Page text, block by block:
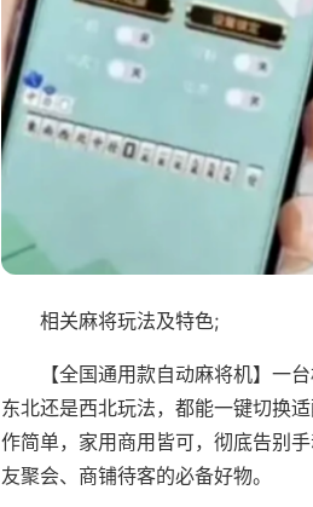
相关麻将玩法及特色;
【全国通用款自动麻将机】一
东北还是西北玩法，都能一键切换
作简单，家用商用皆可，彻底告别
友聚会、商铺待客的必备好物。